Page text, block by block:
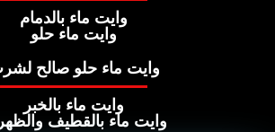
وايت ماء بالدمام
وايت ماء حلو
وايت ماء حلو صالح
وايت ماء بالخبر
وايت ماء بالقطيف